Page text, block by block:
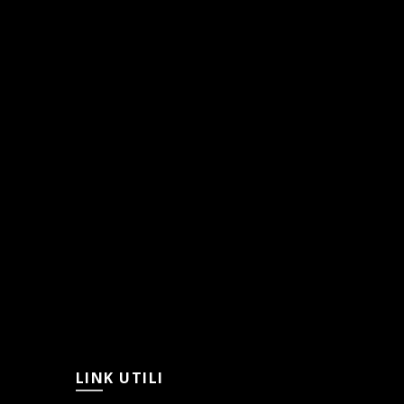
LINK UTILI